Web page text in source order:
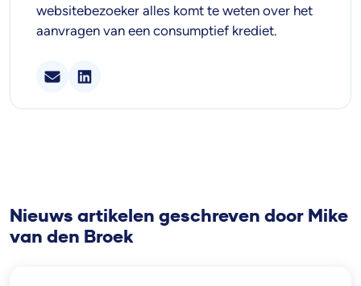
websitebezoeker alles komt te weten over het
aanvragen van een consumptief krediet.
Nieuws artikelen geschreven door Mike
van den Broek